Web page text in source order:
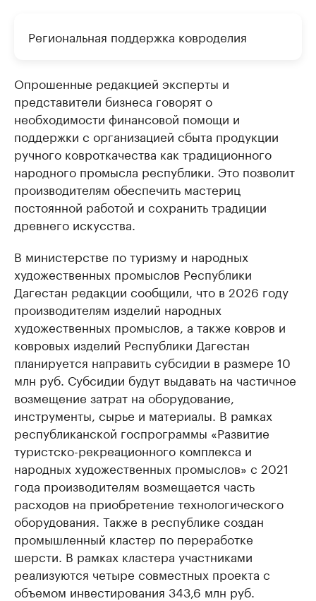
Региональная поддержка ковроделия
Опрошенные редакцией эксперты и
представители бизнеса говорят о
необходимости финансовой помощи и
поддержки с организацией сбыта продукции
ручного ковроткачества как традиционного
народного промысла республики. Это позволит
производителям обеспечить мастериц
постоянной работой и сохранить традиции
древнего искусства.
В министерстве по туризму и народных
художественных промыслов Республики
Дагестан редакции сообщили, что в 2026 году
производителям изделий народных
художественных промыслов, а также ковров и
ковровых изделий Республики Дагестан
планируется направить субсидии в размере 10
млн руб. Субсидии будут выдавать на частичное
возмещение затрат на оборудование,
инструменты, сырье и материалы. В рамках
республиканской госпрограммы «Развитие
туристско-рекреационного комплекса и
народных художественных промыслов» с 2021
года производителям возмещается часть
расходов на приобретение технологического
оборудования. Также в республике создан
промышленный кластер по переработке
шерсти. В рамках кластера участниками
реализуются четыре совместных проекта с
объемом инвестирования 343,6 млн руб.